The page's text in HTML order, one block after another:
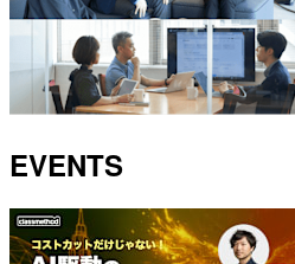
EVENTS